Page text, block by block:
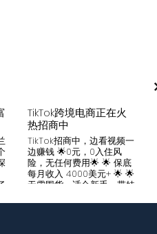
TikTok跨境电商正在火
热招商中
TikTok招商中，边看视频一
边赚钱 🌟0元，0入住风
险，无任何费用🌟 🌟 保底
每月收入 4000美元+ 🌟 🌟
无需囤货，适合新手，带娃
商，有来自世界各地的服